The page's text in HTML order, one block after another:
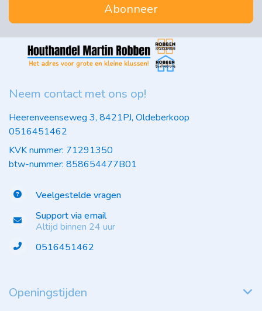
Abonneer
Neem contact met ons op!
Heerenveenseweg 3, 8421PJ, Oldeberkoop
0516451462
KVK nummer: 71291350
btw-nummer: 858654477B01
Veelgestelde vragen
Support via email
Altijd binnen 24 uur
0516451462
Openingstijden